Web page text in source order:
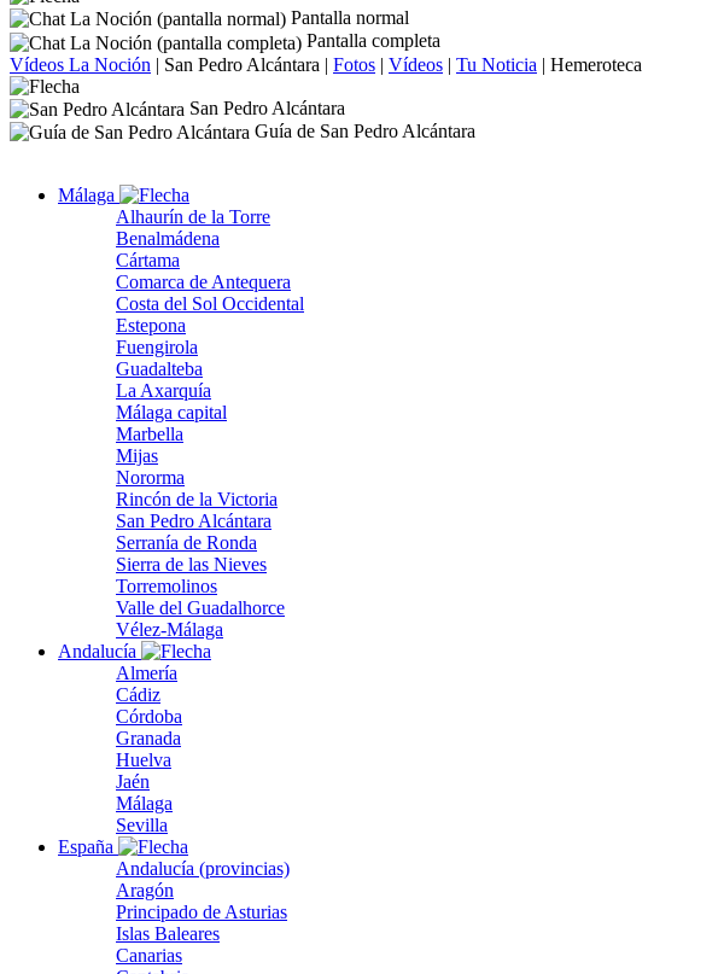
Pantalla normal
Pantalla completa
Vídeos La Noción | San Pedro Alcántara | Fotos | Vídeos | Tu Noticia | Hemeroteca
San Pedro Alcántara
Guía de San Pedro Alcántara
Málaga
Alhaurín de la Torre
Benalmádena
Cártama
Comarca de Antequera
Costa del Sol Occidental
Estepona
Fuengirola
Guadalteba
La Axarquía
Málaga capital
Marbella
Mijas
Nororma
Rincón de la Victoria
San Pedro Alcántara
Serranía de Ronda
Sierra de las Nieves
Torremolinos
Valle del Guadalhorce
Vélez-Málaga
Andalucía
Almería
Cádiz
Córdoba
Granada
Huelva
Jaén
Málaga
Sevilla
España
Andalucía (provincias)
Aragón
Principado de Asturias
Islas Baleares
Canarias